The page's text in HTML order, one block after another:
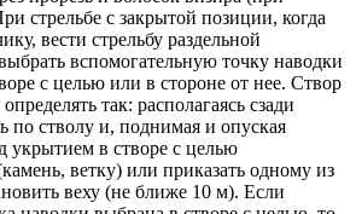
стрельбе с закрытой позиции, когда
вести стрельбу раздельной
вспомогательную точку наводки
с целью или в стороне от нее. Створ
так: располагаясь сзади
по стволу и, поднимая и опуская
укрытием в створе с целью
ветку) или приказать одному из
веху (не ближе 10 м). Если